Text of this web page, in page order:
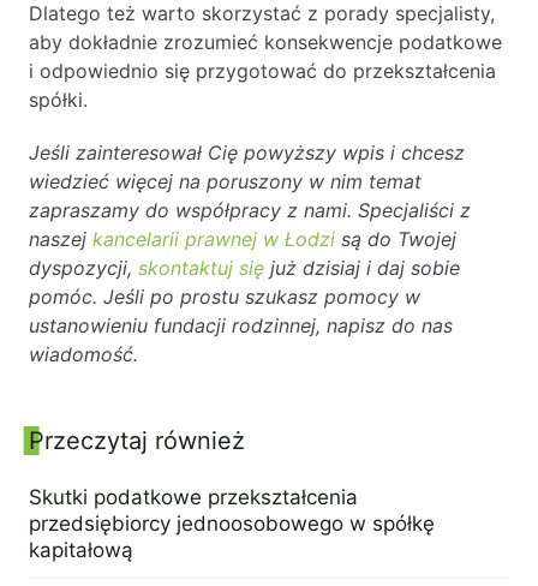
Dlatego też warto skorzystać z porady specjalisty,
aby dokładnie zrozumieć konsekwencje podatkowe
i odpowiednio się przygotować do przekształcenia
spółki.
Jeśli zainteresował Cię powyższy wpis i chcesz
wiedzieć więcej na poruszony w nim temat
zapraszamy do współpracy z nami. Specjaliści z
naszej kancelarii prawnej w Łodzi są do Twojej
dyspozycji, skontaktuj się już dzisiaj i daj sobie
pomóc. Jeśli po prostu szukasz pomocy w
ustanowieniu fundacji rodzinnej, napisz do nas
wiadomość.
Panel boczny
Przeczytaj również
Skutki podatkowe przekształcenia
przedsiębiorcy jednoosobowego w spółkę
kapitałową